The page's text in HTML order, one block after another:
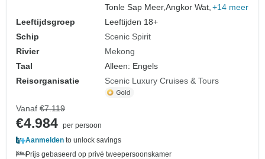
Tonle Sap Meer,Angkor Wat, +14 meer
Leeftijdsgroep
Leeftijden 18+
Schip
Scenic Spirit
Rivier
Mekong
Taal
Alleen: Engels
Reisorganisatie
Scenic Luxury Cruises & Tours
Vanaf €7.119
€4.984 per persoon
Aanmelden to unlock savings
Prijs gebaseerd op privé tweepersoonskamer